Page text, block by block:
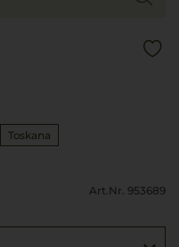
Toskana
Art.Nr. 953689